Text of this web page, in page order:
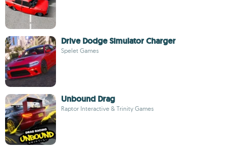
Drive Dodge Simulator Charger
Spelet Games
Unbound Drag
Raptor Interactive & Trinity Games